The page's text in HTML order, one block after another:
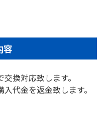
容
換対応致します。
代金を返金致します。